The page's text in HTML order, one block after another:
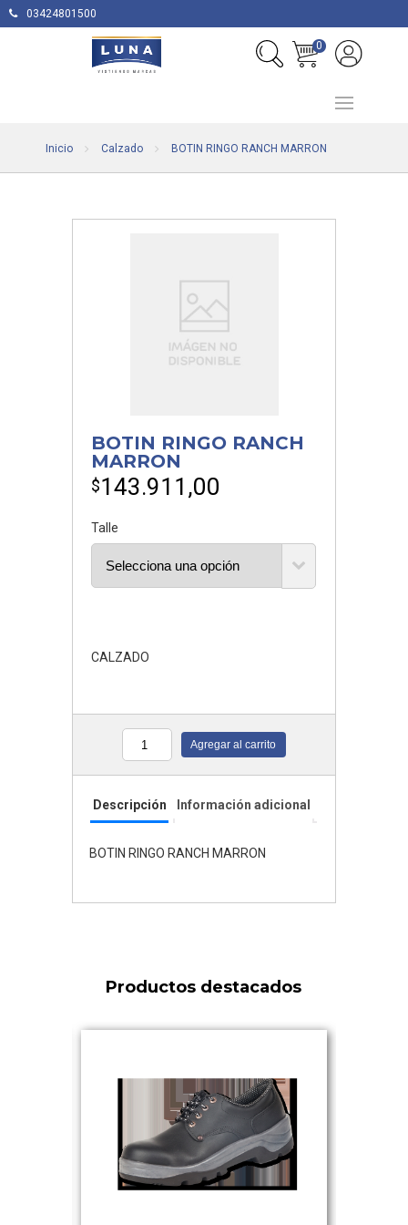
03424801500
0
Inicio Calzado BOTIN RINGO RANCH MARRON
BOTIN RINGO RANCH
MARRON
$143.911,00
Talle
CALZADO
Cantidad Agregar al carrito
Descripción Información adicional
BOTIN RINGO RANCH MARRON
Productos destacados